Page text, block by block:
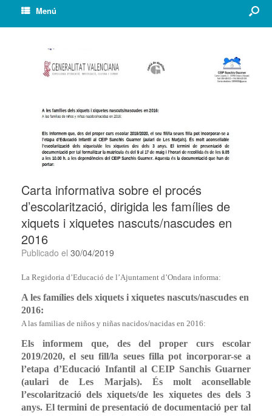
Menú
Carta informativa sobre el procés
d’escolarització, dirigida les famílies de
xiquets i xiquetes nascuts/nascudes en
2016
Publicado el 30/04/2019
La Regidoria d’Educació de l’Ajuntament d’Ondara informa:
A les famílies dels xiquets i xiquetes nascuts/nascudes en
2016:
A las familias de niños y niñas nacidos/nacidas en 2016:
Els informem que, des del proper curs escolar
2019/2020, el seu fill/la seues filla pot incorporar-se a
l’etapa d’Educació Infantil al CEIP Sanchis Guarner
(aulari de Les Marjals). És molt aconsellable
l’escolarització dels xiquets/de les xiquetes des dels 3
anys. El termini de presentació de documentació per tal